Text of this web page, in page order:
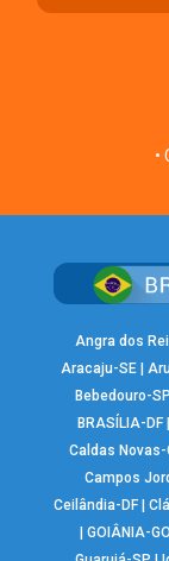
•
Angra dos
Aracaju-SE |
Bebedouro-SP
BRASÍLIA-DF|
Caldas Novas-
Campos
Ceilândia-DF|
GOIÂNIA-GO